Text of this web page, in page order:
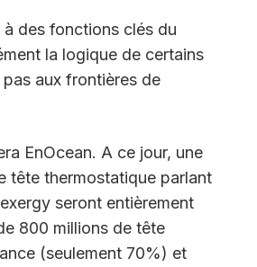
des fonctions clés du
la logique de certains
aux frontières de
EnOcean. A ce jour, une
tête thermostatique parlant
seront entièrement
800 millions de tête
(seulement 70%) et